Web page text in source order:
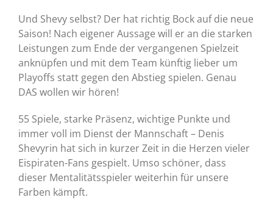
Und Shevy selbst? Der hat richtig Bock auf die neue
Saison! Nach eigener Aussage will er an die starken
Leistungen zum Ende der vergangenen Spielzeit
anknüpfen und mit dem Team künftig lieber um
Playoffs statt gegen den Abstieg spielen. Genau
DAS wollen wir hören!
55 Spiele, starke Präsenz, wichtige Punkte und
immer voll im Dienst der Mannschaft – Denis
Shevyrin hat sich in kurzer Zeit in die Herzen vieler
Eispiraten-Fans gespielt. Umso schöner, dass
dieser Mentalitätsspieler weiterhin für unsere
Farben kämpft.